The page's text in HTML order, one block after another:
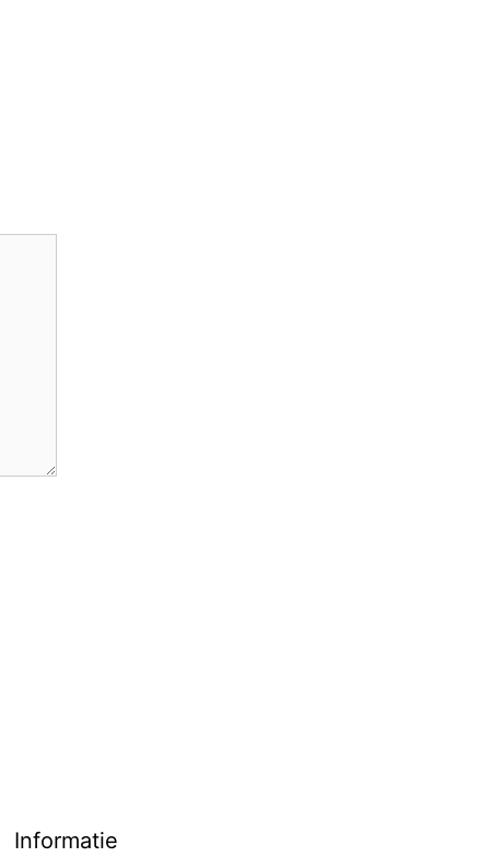
Informatie